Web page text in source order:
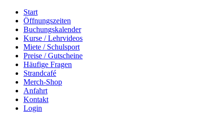
Start
Öffnungszeiten
Buchungskalender
Kurse / Lehrvideos
Miete / Schulsport
Preise / Gutscheine
Häufige Fragen
Strandcafé
Merch-Shop
Anfahrt
Kontakt
Login